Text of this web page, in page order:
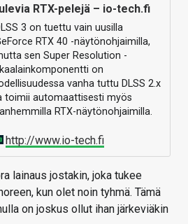
RTX-pelejä – io-tech.fi
3 on tuettu vain uusilla
RTX 40 -näytönohjaimilla,
sen Super Resolution -
on
vanha tuttu DLSS 2.x
toimii automaattisesti myös
RTX-näytönohjaimilla.
http://www.io-tech.fi
lainaus jostakin, joka tukee
kun olet noin tyhmä. Tämä
on joskus ollut ihan järkeviäkin